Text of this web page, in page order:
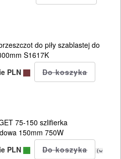
do piły szablastej do
S1617K
PLN
75-150 szlifierka
150mm 750W
PLN
(w